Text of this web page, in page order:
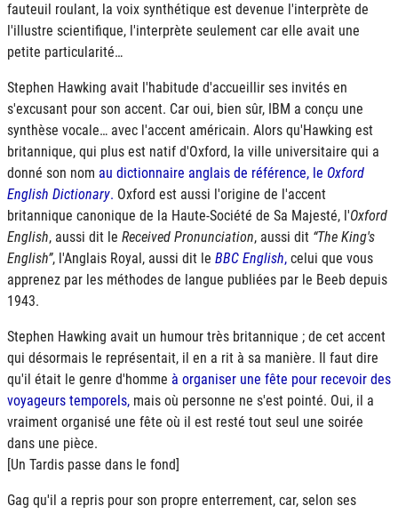
fauteuil roulant, la voix synthétique est devenue l'interprète de
l'illustre scientifique, l'interprète seulement car elle avait une
petite particularité…
Stephen Hawking avait l'habitude d'accueillir ses invités en
s'excusant pour son accent. Car oui, bien sûr, IBM a conçu une
synthèse vocale… avec l'accent américain. Alors qu'Hawking est
britannique, qui plus est natif d'Oxford, la ville universitaire qui a
donné son nom au dictionnaire anglais de référence, le Oxford
English Dictionary. Oxford est aussi l'origine de l'accent
britannique canonique de la Haute-Société de Sa Majesté, l'Oxford
English, aussi dit le Received Pronunciation, aussi dit The King's
English , l'Anglais Royal, aussi dit le BBC English, celui que vous
apprenez par les méthodes de langue publiées par le Beeb depuis
1943.
Stephen Hawking avait un humour très britannique ; de cet accent
qui désormais le représentait, il en a rit à sa manière. Il faut dire
qu'il était le genre d'homme à organiser une fête pour recevoir des
voyageurs temporels, mais où personne ne s'est pointé. Oui, il a
vraiment organisé une fête où il est resté tout seul une soirée
dans une pièce.
[Un Tardis passe dans le fond]
Gag qu'il a repris pour son propre enterrement, car, selon ses